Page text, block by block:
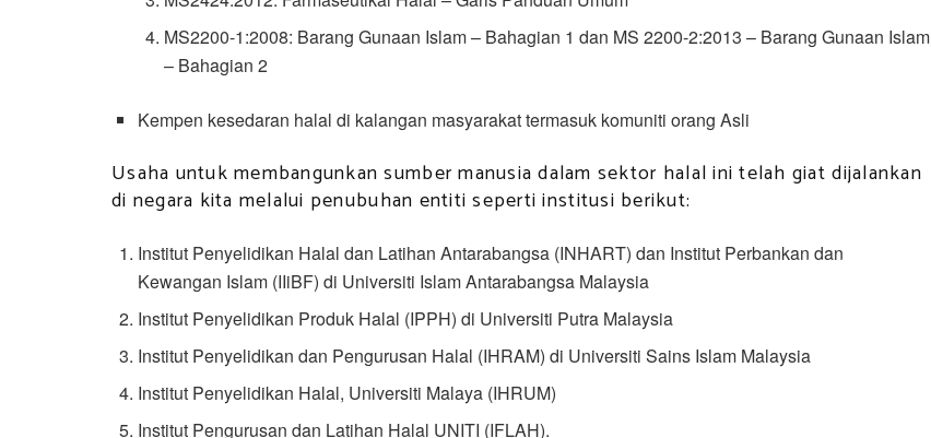
MS2200-1:2008: Barang Gunaan Islam – Bahagian 1 dan MS 2200-2:2013 – Barang Gunaan Islam
– Bahagian 2
Kempen kesedaran halal di kalangan masyarakat termasuk komuniti orang Asli
Usaha untuk membangunkan sumber manusia dalam sektor halal ini telah giat dijalankan
di negara kita melalui penubuhan entiti seperti institusi berikut:
Institut Penyelidikan Halal dan Latihan Antarabangsa (INHART) dan Institut Perbankan dan
Kewangan Islam (IIiBF) di Universiti Islam Antarabangsa Malaysia
Institut Penyelidikan Produk Halal (IPPH) di Universiti Putra Malaysia
Institut Penyelidikan dan Pengurusan Halal (IHRAM) di Universiti Sains Islam Malaysia
Institut Penyelidikan Halal, Universiti Malaya (IHRUM)
Institut Pengurusan dan Latihan Halal UNITI (IFLAH).